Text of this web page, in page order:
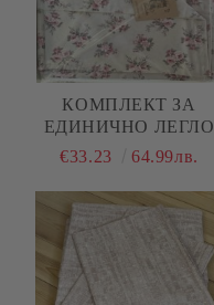
КОМПЛЕКТ ЗА
ЕДИНИЧНО ЛЕГЛО
"ЦВЕТЯ"
€33.23 64.99лв.